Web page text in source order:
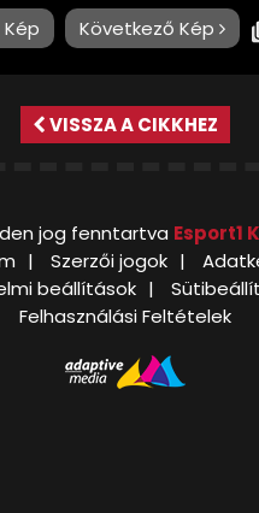
Következő Kép
VISSZA A CIKKHEZ
jog fenntartva Esport1
Szerzői jogok
beállítások
Felhasználási Feltételek